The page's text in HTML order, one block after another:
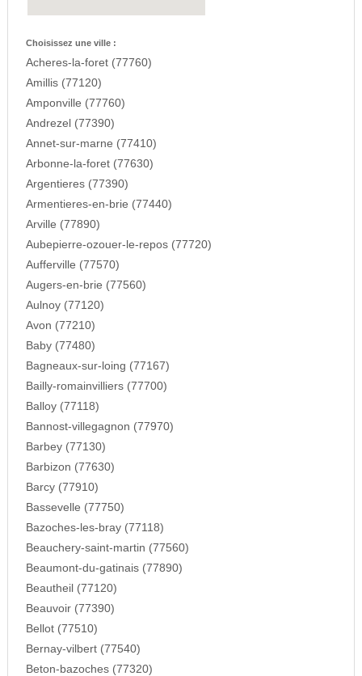
Choisissez une ville :
Acheres-la-foret (77760)
Amillis (77120)
Amponville (77760)
Andrezel (77390)
Annet-sur-marne (77410)
Arbonne-la-foret (77630)
Argentieres (77390)
Armentieres-en-brie (77440)
Arville (77890)
Aubepierre-ozouer-le-repos (77720)
Aufferville (77570)
Augers-en-brie (77560)
Aulnoy (77120)
Avon (77210)
Baby (77480)
Bagneaux-sur-loing (77167)
Bailly-romainvilliers (77700)
Balloy (77118)
Bannost-villegagnon (77970)
Barbey (77130)
Barbizon (77630)
Barcy (77910)
Bassevelle (77750)
Bazoches-les-bray (77118)
Beauchery-saint-martin (77560)
Beaumont-du-gatinais (77890)
Beautheil (77120)
Beauvoir (77390)
Bellot (77510)
Bernay-vilbert (77540)
Beton-bazoches (77320)